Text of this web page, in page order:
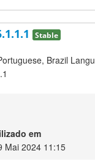
Stable
Brazil
em
Mai 2024 11:15